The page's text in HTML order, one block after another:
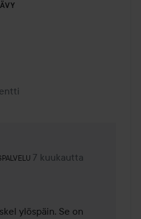
asiakaspalvelu .
7 kuukautta
Kommentti lisättiin 7
ylöspäin. Se on